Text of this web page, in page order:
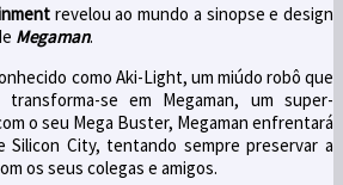
revelou ao mundo a sinopse e design
Megaman.
como Aki-Light, um miúdo robô que
se em Megaman, um super-
o seu Mega Buster, Megaman enfrentará
Silicon City, tentando sempre preservar a
os seus colegas e amigos.